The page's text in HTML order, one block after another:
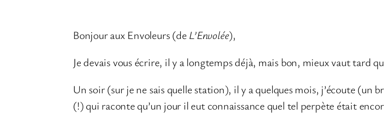
Bonjour aux Envoleurs (de L’Envolée),
Je devais vous écrire, il y a longtemps déjà, mais bon, mieux vaut tard
Un soir (sur je ne sais quelle station), il y a quelques mois, j’écoute
(!) qui raconte qu’un jour il eut connaissance quel tel perpète était